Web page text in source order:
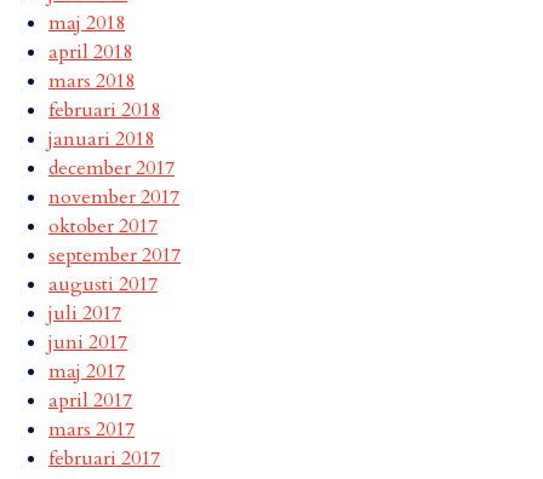
maj 2018
april 2018
mars 2018
februari 2018
januari 2018
december 2017
november 2017
oktober 2017
september 2017
augusti 2017
juli 2017
juni 2017
maj 2017
april 2017
mars 2017
februari 2017